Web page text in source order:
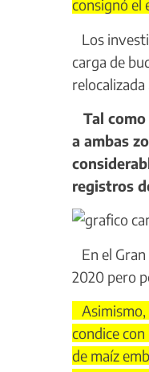
consignó el
Los
carga de
Tal
a ambas
registros
En el
2020 pero
condice
de maíz